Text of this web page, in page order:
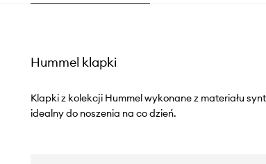
Hummel klapki
Klapki z kolekcji Hummel wykonane z materiału
idealny do noszenia na co dzień.